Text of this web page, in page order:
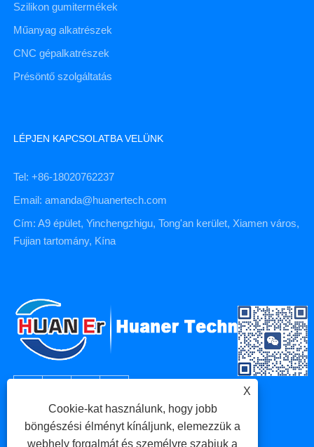
Szilikon gumitermékek
Műanyag alkatrészek
CNC gépalkatrészek
Présöntő szolgáltatás
LÉPJEN KAPCSOLATBA VELÜNK
Tel: +86-18020762237
Email: amanda@huanertech.com
Cím: A9 épület, Yinchengzhigu, Tong'an kerület, Xiamen város,
Fujian tartomány, Kína
Copyright © 2023 Xiamen Huaner Technology Co., Ltd. - CNC
X
Cookie-kat használunk, hogy jobb
böngészési élményt kínáljunk, elemezzük a
webhely forgalmát és személyre szabjuk a